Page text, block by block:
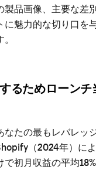
製品画像、主要な差
に魅力的な切り口を
るためローン
なたの最もレバレッ
（2024年）に
初月収益の平均